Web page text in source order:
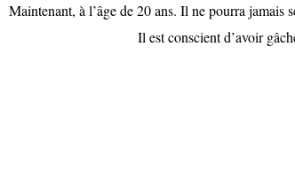
Maintenant, à l’âge de 20 ans. Il ne pourra jamais
Il est conscient d’avoir